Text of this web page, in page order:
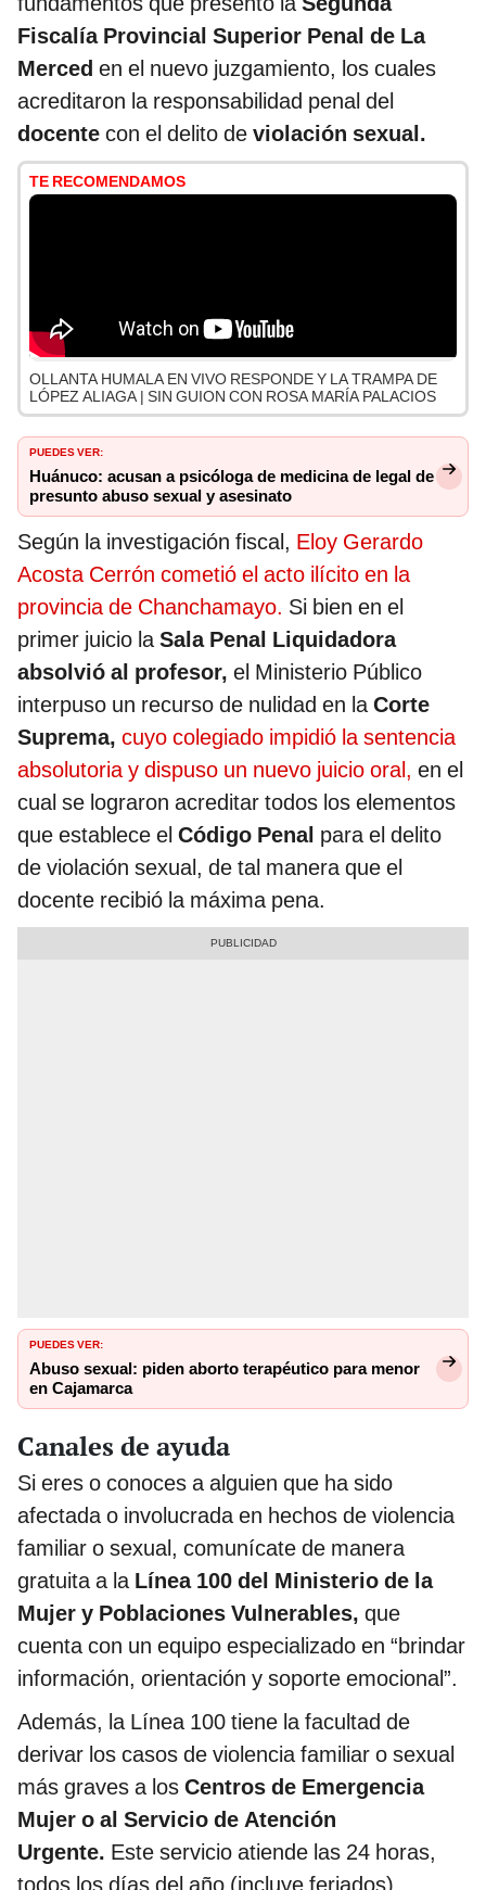
Fiscalía Provincial Superior Penal de La
Merced en el nuevo juzgamiento, los cuales
acreditaron la responsabilidad penal del
docente con el delito de violación sexual.
TE RECOMENDAMOS
OLLANTA HUMALA EN VIVO RESPONDE Y LA TRAMPA DE
LÓPEZ ALIAGA | SIN GUION CON ROSA MARÍA PALACIOS
PUEDES VER:
Huánuco: acusan a psicóloga de medicina de legal de
presunto abuso sexual y asesinato
Según la investigación fiscal, Eloy Gerardo
Acosta Cerrón cometió el acto ilícito en la
provincia de Chanchamayo. Si bien en el
primer juicio laSala Penal Liquidadora
absolvió al profesor, el Ministerio Público
interpuso un recurso de nulidad en laCorte
Suprema, cuyo colegiado impidió la sentencia
absolutoria y dispuso un nuevo juicio oral, en el
cual se lograron acreditar todos los elementos
que establece el Código Penal para el delito
de violación sexual, de tal manera que el
docente recibió la máxima pena.
PUEDES VER:
Abuso sexual: piden aborto terapéutico para menor
en Cajamarca
Canales de ayuda
Si eres o conoces a alguien que ha sido
afectada o involucrada en hechos de violencia
familiar o sexual, comunícate de manera
gratuita a la Línea 100 del Ministerio de la
Mujer y Poblaciones Vulnerables, que
cuenta con un equipo especializado en “brindar
información, orientación y soporte emocional”.
Además, la Línea 100 tiene la facultad de
derivar los casos de violencia familiar o sexual
más graves a los Centros de Emergencia
Mujer o al Servicio de Atención
Urgente. Este servicio atiende las 24 horas,
todos los días del año (incluye feriados).